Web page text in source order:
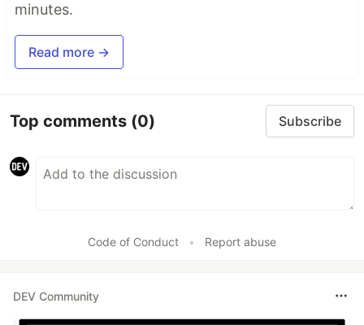
minutes.
Read more →
Top comments (0) Subscribe
Code of Conduct • Report abuse
DEV Community